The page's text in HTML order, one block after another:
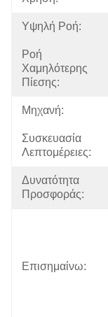
Υψηλή Ροή:
Ροή
Χαμηλότερης
Πίεσης:
Μηχανή:
Συσκευασία
Λεπτομέρειες:
Δυνατότητα
Προσφοράς:
Επισημαίνω: